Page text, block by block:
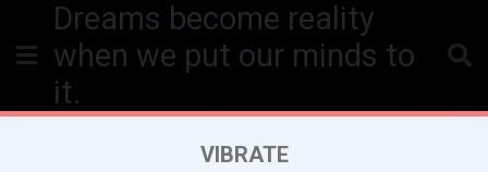
content
Dreams become reality
when we put our minds to
it.
VIBRATE